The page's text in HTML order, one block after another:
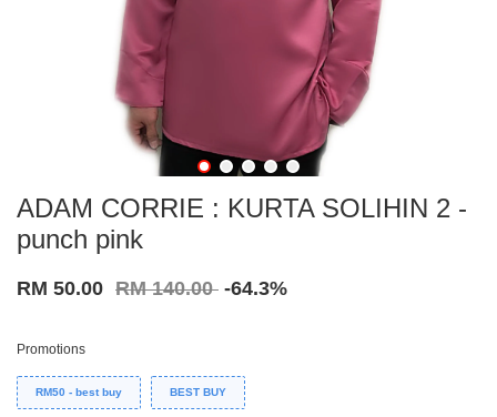
ADAM CORRIE : KURTA SOLIHIN 2 -
punch pink
RM 50.00 RM 140.00 -64.3%
Promotions
RM50 - best buy BEST BUY